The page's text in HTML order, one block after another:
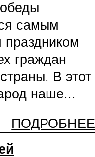
самым
праздником
граждан
В этот
наше...
ПОДРОБНЕЕ